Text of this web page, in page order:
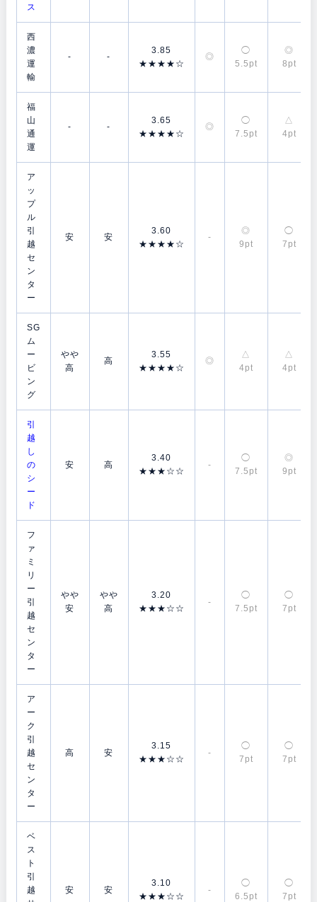
ス
西
濃
運
輸
- -
3.85
★★★★☆
◎
◯
5.5pt
◎
8pt
福
山
通
運
- -
3.65
★★★★☆
◎
◯
7.5pt
△
4pt
ア
ッ
プ
ル
引
越
セ
ン
タ
ー
安 安
3.60
★★★★☆
-
◎
9pt
◯
7pt
SG
ム
ー
ビ
ン
グ
やや
高
高
3.55
★★★★☆
◎
△
4pt
△
4pt
引
越
し
の
シ
ー
ド
安 高
3.40
★★★☆☆
-
◯
7.5pt
◎
9pt
フ
ァ
ミ
リ
ー
引
越
セ
ン
タ
ー
やや
安
やや
高
3.20
★★★☆☆
-
◯
7.5pt
◯
7pt
ア
ー
ク
引
越
セ
ン
タ
ー
高 安
3.15
★★★☆☆
-
◯
7pt
◯
7pt
ベ
ス
ト
引
越
安 安
3.10
★★★☆☆
-
◯
6.5pt
◯
7pt